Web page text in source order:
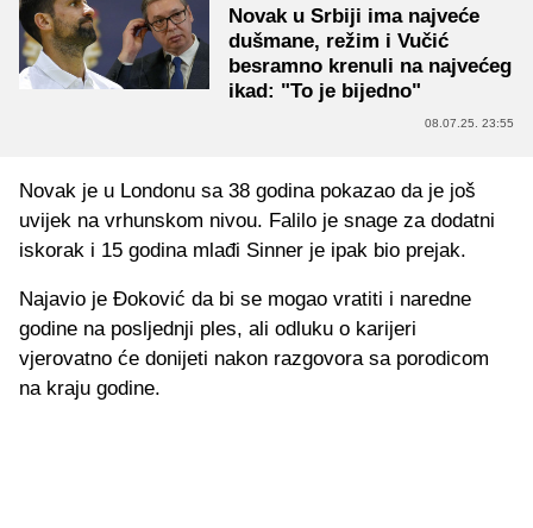
Novak u Srbiji ima najveće
dušmane, režim i Vučić
besramno krenuli na najvećeg
ikad: "To je bijedno"
08.07.25. 23:55
Novak je u Londonu sa 38 godina pokazao da je još
uvijek na vrhunskom nivou. Falilo je snage za dodatni
iskorak i 15 godina mlađi Sinner je ipak bio prejak.
Najavio je Đoković da bi se mogao vratiti i naredne
godine na posljednji ples, ali odluku o karijeri
vjerovatno će donijeti nakon razgovora sa porodicom
na kraju godine.